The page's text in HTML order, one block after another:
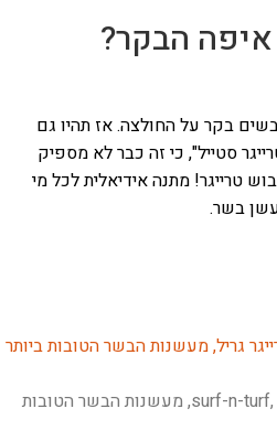
איפה הבקר?
בקר על החולצה. אז תהיו גם
סטייל", כי זה כבר לא מספיק
טרייגר! מתנה אידיאלית לכל מי
בשר.